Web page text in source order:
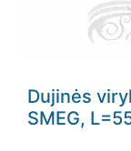
Dujinės
SMEG,